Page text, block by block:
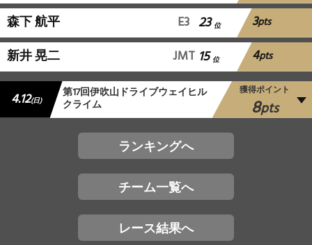
森下 航平 E3 23 位 3pts
新井 晃二 JMT 15 位 4pts
4.12(日) 第17回伊吹山ドライブウェイヒル
クライム
獲得ポイント
8pts
ランキングへ
チーム一覧へ
レース結果へ